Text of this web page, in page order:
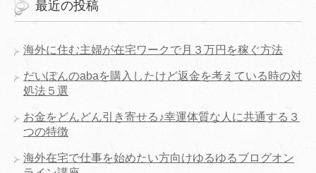
最近の投稿
海外に住む主婦が在宅ワークで月３万円を稼ぐ方法
だいぽんのabaを購入したけど返金を考えている時の対
処法５選
お金をどんどん引き寄せる♪幸運体質な人に共通する３
つの特徴
海外在宅で仕事を始めたい方向けゆるゆるブログオン